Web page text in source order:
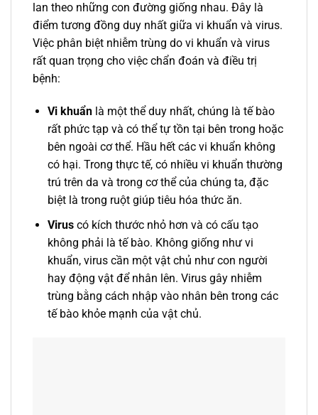
lan theo những con đường giống nhau. Đây là
điểm tương đồng duy nhất giữa vi khuẩn và virus.
Việc phân biệt nhiễm trùng do vi khuẩn và virus
rất quan trọng cho việc chẩn đoán và điều trị
bệnh:
Vi khuẩnlà một thể duy nhất, chúng là tế bào
rất phức tạp và có thể tự tồn tại bên trong hoặc
bên ngoài cơ thể. Hầu hết các vi khuẩn không
có hại. Trong thực tế, có nhiều vi khuẩn thường
trú trên da và trong cơ thể của chúng ta, đặc
biệt là trong ruột giúp tiêu hóa thức ăn.
Viruscó kích thước nhỏ hơn và có cấu tạo
không phải là tế bào. Không giống như vi
khuẩn, virus cần một vật chủ như con người
hay động vật để nhân lên. Virus gây nhiễm
trùng bằng cách nhập vào nhân bên trong các
tế bào khỏe mạnh của vật chủ.